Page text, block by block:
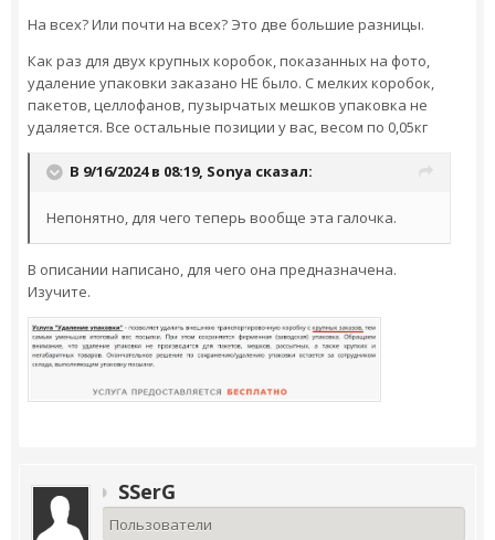
На всех? Или почти на всех? Это две большие разницы.
Как раз для двух крупных коробок, показанных на фото,
удаление упаковки заказано НЕ было. С мелких коробок,
пакетов, целлофанов, пузырчатых мешков упаковка не
удаляется. Все остальные позиции у вас, весом по 0,05кг
В 9/16/2024 в 08:19, Sonya сказал:
Непонятно, для чего теперь вообще эта галочка.
В описании написано, для чего она предназначена.
Изучите.
SSerG
Пользователи